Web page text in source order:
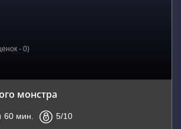
- 0)
монстра
60 мин. 5/10